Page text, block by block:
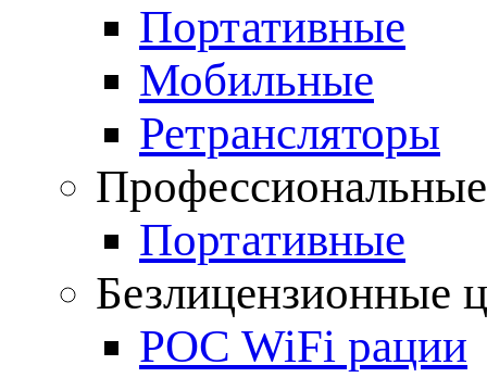
Портативные
Мобильные
Ретрансляторы
Портативные
Безлицензионные
POC WiFi рации